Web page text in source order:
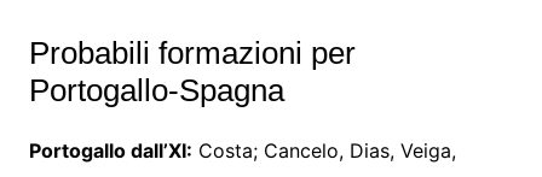
Probabili formazioni per
Portogallo-Spagna
Portogallo dall’XI: Costa; Cancelo, Dias, Veiga,